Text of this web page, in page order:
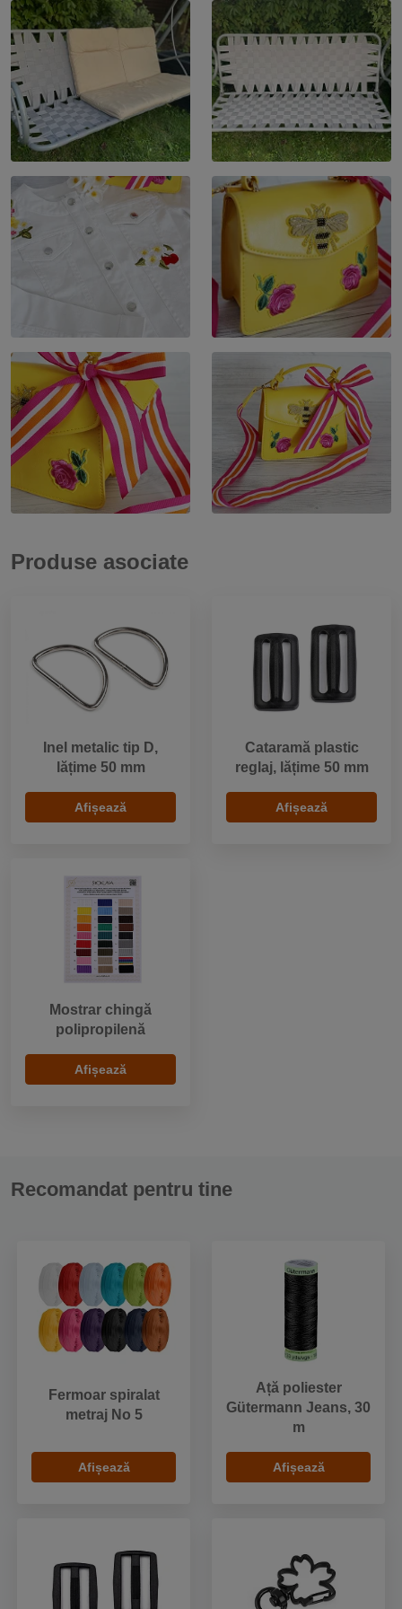
Produse asociate
Inel metalic tip D,
lățime 50 mm
Afișează
Cataramă plastic
reglaj, lățime 50 mm
Afișează
Mostrar chingă
polipropilenă
Afișează
Recomandat pentru tine
Fermoar spiralat
metraj No 5
Afișează
Ață poliester
Gütermann Jeans, 30
m
Afișează